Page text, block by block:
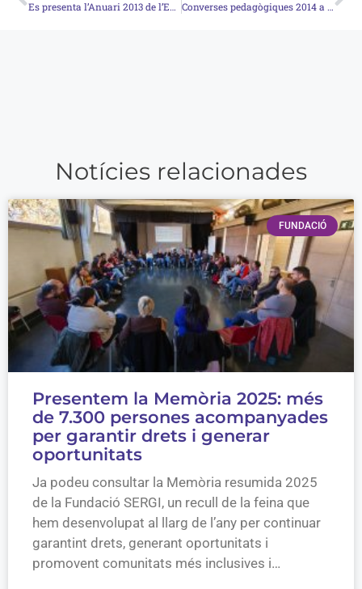
Es presenta l’Anuari 2013 de l’Estat de l’Educació a Catalunya Converses pedagògiques 2014 a Girona
Notícies relacionades
FUNDACIÓ
Presentem la Memòria 2025: més
de 7.300 persones acompanyades
per garantir drets i generar
oportunitats
Ja podeu consultar la Memòria resumida 2025
de la Fundació SERGI, un recull de la feina que
hem desenvolupat al llarg de l’any per continuar
garantint drets, generant oportunitats i
promovent comunitats més inclusives i…